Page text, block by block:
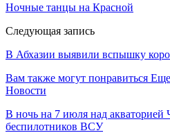
Ночные танцы на Красной
Следующая запись
В Абхазии выявили вспышку
Вам также могут понравиться Еще
Новости
В ночь на 7 июля над акваторией
беспилотников ВСУ